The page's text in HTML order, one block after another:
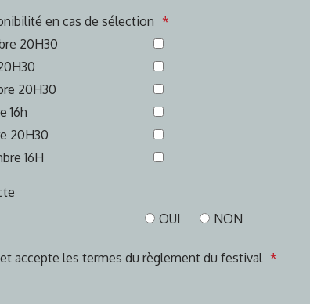
en cas de sélection
20H30
20H30
16h
20H30
16H
OUI
NON
accepte les termes du règlement du festival